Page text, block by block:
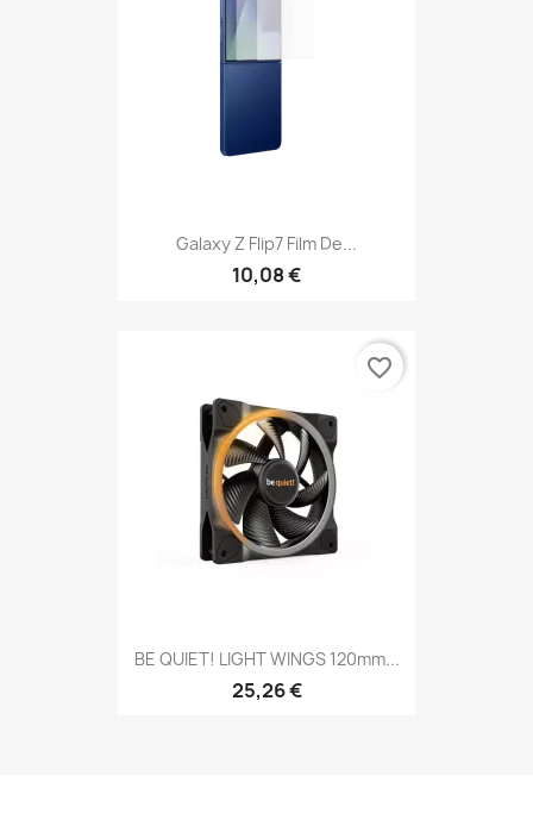
Galaxy Z Flip7 Film De...
10,08 €
BE QUIET! LIGHT WINGS 120mm...
25,26 €
favorite_border